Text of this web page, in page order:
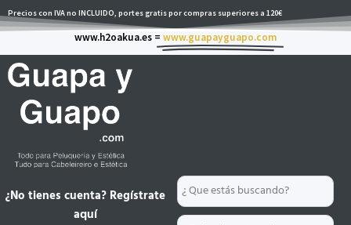
al
Precios con IVA no INCLUIDO, portes gratis por compras superiores a 120€
www.h2oakua.es = www.guapayguapo.com
Search
...
¿No tienes cuenta? Regístrate
aquí